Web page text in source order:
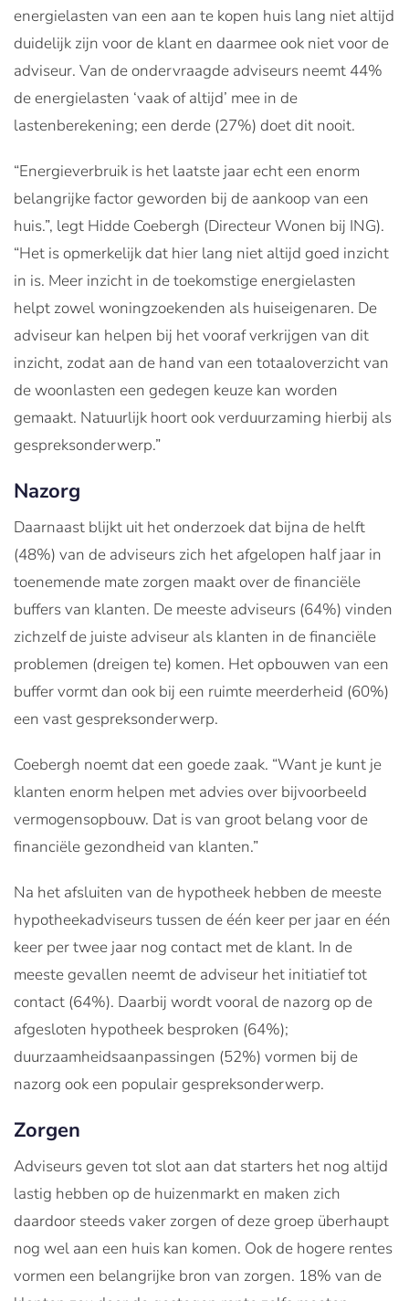
energielasten van een aan te kopen huis lang niet altijd
duidelijk zijn voor de klant en daarmee ook niet voor de
adviseur. Van de ondervraagde adviseurs neemt 44%
de energielasten ‘vaak of altijd’ mee in de
lastenberekening; een derde (27%) doet dit nooit.
“Energieverbruik is het laatste jaar echt een enorm
belangrijke factor geworden bij de aankoop van een
huis.”, legt Hidde Coebergh (Directeur Wonen bij ING).
“Het is opmerkelijk dat hier lang niet altijd goed inzicht
in is. Meer inzicht in de toekomstige energielasten
helpt zowel woningzoekenden als huiseigenaren. De
adviseur kan helpen bij het vooraf verkrijgen van dit
inzicht, zodat aan de hand van een totaaloverzicht van
de woonlasten een gedegen keuze kan worden
gemaakt. Natuurlijk hoort ook verduurzaming hierbij als
gespreksonderwerp.”
Nazorg
Daarnaast blijkt uit het onderzoek dat bijna de helft
(48%) van de adviseurs zich het afgelopen half jaar in
toenemende mate zorgen maakt over de financiële
buffers van klanten. De meeste adviseurs (64%) vinden
zichzelf de juiste adviseur als klanten in de financiële
problemen (dreigen te) komen. Het opbouwen van een
buffer vormt dan ook bij een ruimte meerderheid (60%)
een vast gespreksonderwerp.
Coebergh noemt dat een goede zaak. “Want je kunt je
klanten enorm helpen met advies over bijvoorbeeld
vermogensopbouw. Dat is van groot belang voor de
financiële gezondheid van klanten.”
Na het afsluiten van de hypotheek hebben de meeste
hypotheekadviseurs tussen de één keer per jaar en één
keer per twee jaar nog contact met de klant. In de
meeste gevallen neemt de adviseur het initiatief tot
contact (64%). Daarbij wordt vooral de nazorg op de
afgesloten hypotheek besproken (64%);
duurzaamheidsaanpassingen (52%) vormen bij de
nazorg ook een populair gespreksonderwerp.
Zorgen
Adviseurs geven tot slot aan dat starters het nog altijd
lastig hebben op de huizenmarkt en maken zich
daardoor steeds vaker zorgen of deze groep überhaupt
nog wel aan een huis kan komen. Ook de hogere rentes
vormen een belangrijke bron van zorgen. 18% van de